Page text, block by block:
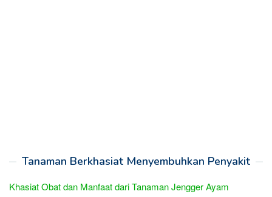
Tanaman Berkhasiat Menyembuhkan Penyakit
Khasiat Obat dan Manfaat dari Tanaman Jengger Ayam